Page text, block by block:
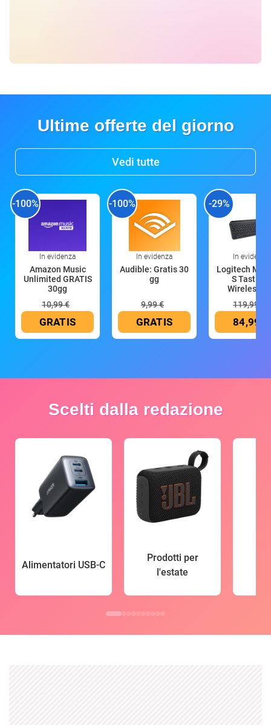
Ultime offerte del giorno
Vedi tutte
-100%
In evidenza
Amazon Music
Unlimited GRATIS
30gg
10,99 €
GRATIS
-100%
In evidenza
Audible: Gratis 30
gg
9,99 €
GRATIS
-29%
In evidenza
Logitech MX
S Tastiera
Wireless
119,99 €
84,99 €
Scelti dalla redazione
Alimentatori USB-C
Prodotti per
l'estate